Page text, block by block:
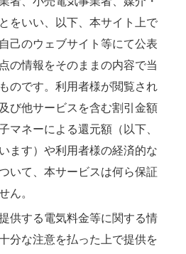
をいい、以下、本サイト上で
己のウェブサイト等にて公表
の情報をそのままの内容で当
のです。利用者様が閲覧され
び他サービスを含む割引金額
マネーによる還元額（以下、
ます）や利用者様の経済的な
いて、本サービスは何ら保証
ん。
供する電気料金等に関する情
分な注意を払った上で提供を